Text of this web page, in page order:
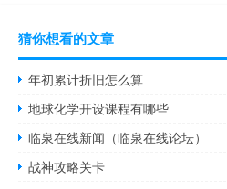
猜你想看的文章
年初累计折旧怎么算
地球化学开设课程有哪些
临泉在线新闻（临泉在线论坛）
战神攻略关卡